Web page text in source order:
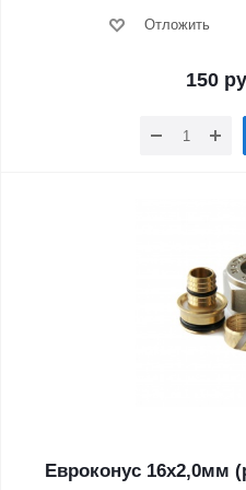
Отложить
150
Евроконус 16х2,0мм